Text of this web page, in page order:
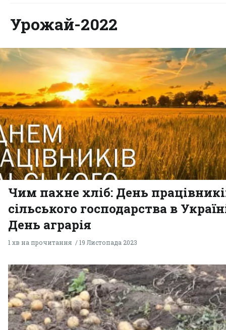
Урожай-2022
Чим пахне хліб: День
сільського господарства в
День аграрія
1 хв на прочитання 19 Листопада 2023